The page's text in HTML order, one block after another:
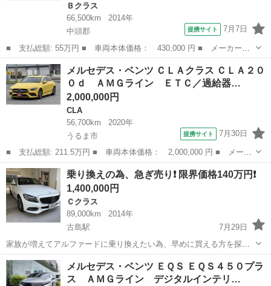
Ｂクラス
66,500km
2014年
中頭郡
提携サイト 7月7日
■ 支払総額: 55万円 ■ 車両本体価格： 430,000 円 ■ メーカー
名： メルセデス・ベンツ ■ 車種名： Ｂクラス ■ グレード
名： Ｂ１８０ ■ 排気量： 1600cc ■ ドア枚数： 5D ■ ミッシ
ョン：...
沖縄 中頭郡 Ｂクラス
メルセデス・ベンツ ＣＬＡクラス ＣＬＡ２０
０ｄ ＡＭＧライン ＥＴＣ／過給器…
2,000,000円
CLA
56,700km
2020年
うるま市
提携サイト 7月30日
■ 支払総額: 211.5万円 ■ 車両本体価格： 2,000,000 円 ■ メーカ
ー名： メルセデス・ベンツ ■ 車種名： ＣＬＡクラス ■ グレー
ド名： ＣＬＡ２００ｄ ＡＭＧライン ＥＴＣ／過給器設定モデル
／バック...
沖縄 うるま市 CLA
乗り換えの為、急ぎ売り❗️ 限界価格140万円❗️
1,400,000円
Ｃクラス
89,000km
2014年
古島駅
7月29日
家族が増えてアルファードに乗り換えたい為、早めに買える方を探し
ております！ 当初160万円で出しておりましたが140万円に変更致しま
す。 これ以上のお値下げは不可なので価格交渉は出来かねます🙇‍♂️ ご
理解の程宜しくお願いし...
沖縄 那覇市
メルセデス・ベンツ ＥＱＳ ＥＱＳ４５０プラ
ス ＡＭＧライン デジタルインテリ…